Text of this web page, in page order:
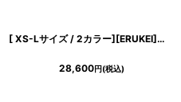
[ XS-Lサイズ / 2カラー][ERUKEI]ワンカラー・レース・サテン・Vネック・長袖・ベルスリーブ・ミディアムドレス・ワンピース[薗田杏奈着用][送料無料]
28,600円(税込)